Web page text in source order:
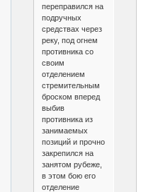
переправился на
подручных
средствах через
реку, под огнем
противника со
своим
отделением
стремительным
броском вперед
выбив
противника из
занимаемых
позиций и прочно
закрепился на
занятом рубеже,
в этом бою его
отделение